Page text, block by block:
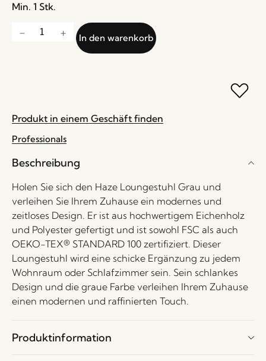
Min. 1 Stk.
In den warenkorb
Produkt in einem Geschäft finden
Professionals
Beschreibung
Holen Sie sich den Haze Loungestuhl Grau und
verleihen Sie Ihrem Zuhause ein modernes und
zeitloses Design. Er ist aus hochwertigem Eichenholz
und Polyester gefertigt und ist sowohl FSC als auch
OEKO-TEX® STANDARD 100 zertifiziert. Dieser
Loungestuhl wird eine schicke Ergänzung zu jedem
Wohnraum oder Schlafzimmer sein. Sein schlankes
Design und die graue Farbe verleihen Ihrem Zuhause
einen modernen und raffinierten Touch.
Produktinformation